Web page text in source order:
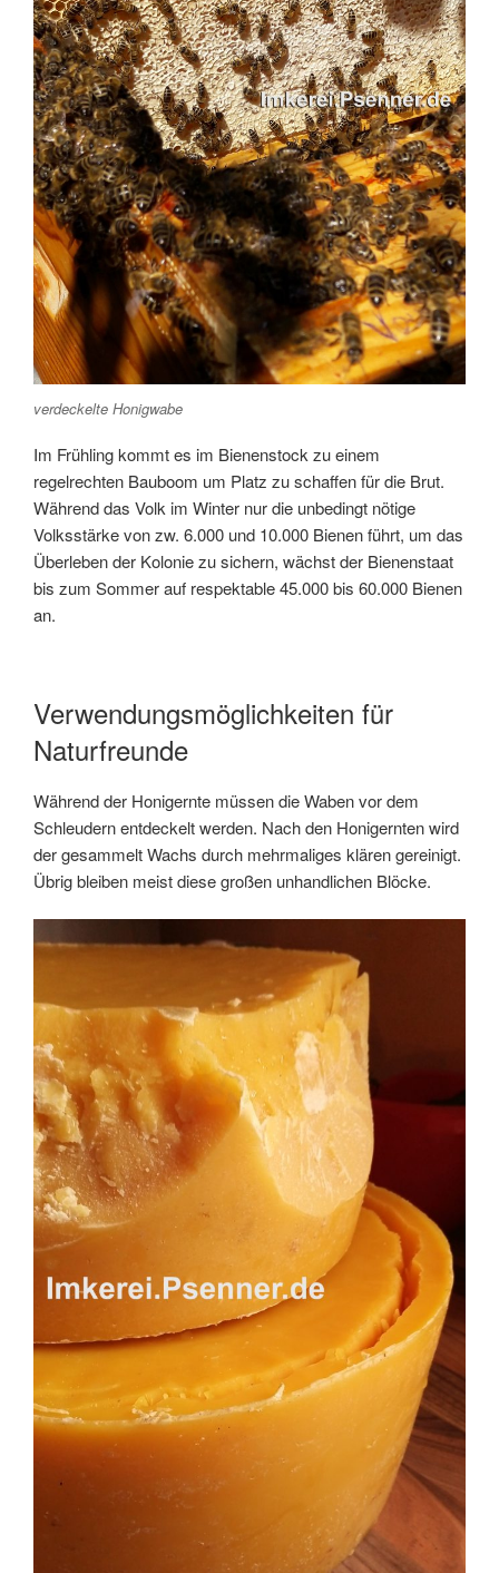
verdeckelte Honigwabe
Im Frühling kommt es im Bienenstock zu einem
regelrechten Bauboom um Platz zu schaffen für die Brut.
Während das Volk im Winter nur die unbedingt nötige
Volksstärke von zw. 6.000 und 10.000 Bienen führt, um das
Überleben der Kolonie zu sichern, wächst der Bienenstaat
bis zum Sommer auf respektable 45.000 bis 60.000 Bienen
an.
Verwendungsmöglichkeiten für
Naturfreunde
Während der Honigernte müssen die Waben vor dem
Schleudern entdeckelt werden. Nach den Honigernten wird
der gesammelt Wachs durch mehrmaliges klären gereinigt.
Übrig bleiben meist diese großen unhandlichen Blöcke.